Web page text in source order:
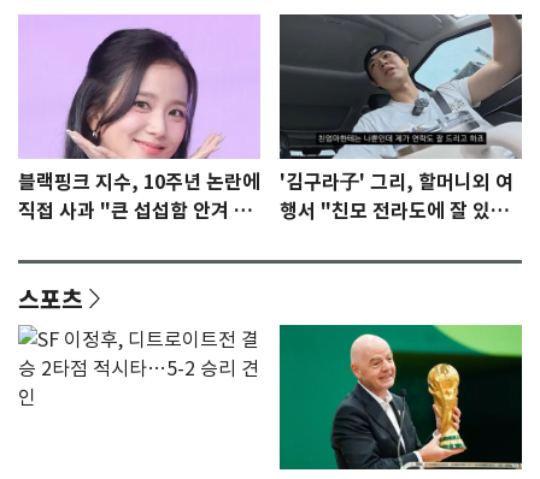
블랙핑크 지수, 10주년 논란에
직접 사과 "큰 섭섭함 안겨 미
'김구라子' 그리, 할머니외 여
행서 "친모 전라도에 잘 있
스포츠